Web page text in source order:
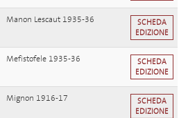
Manon Lescaut 1935-36
SCHEDA
EDIZIONE
Mefistofele 1935-36
SCHEDA
EDIZIONE
Mignon 1916-17
SCHEDA
EDIZIONE